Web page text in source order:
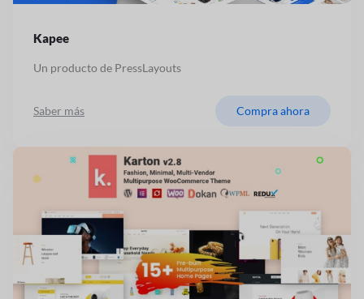
Kapee
Un producto de PressLayouts
Saber más Compra ahora